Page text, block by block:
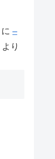
に –
より